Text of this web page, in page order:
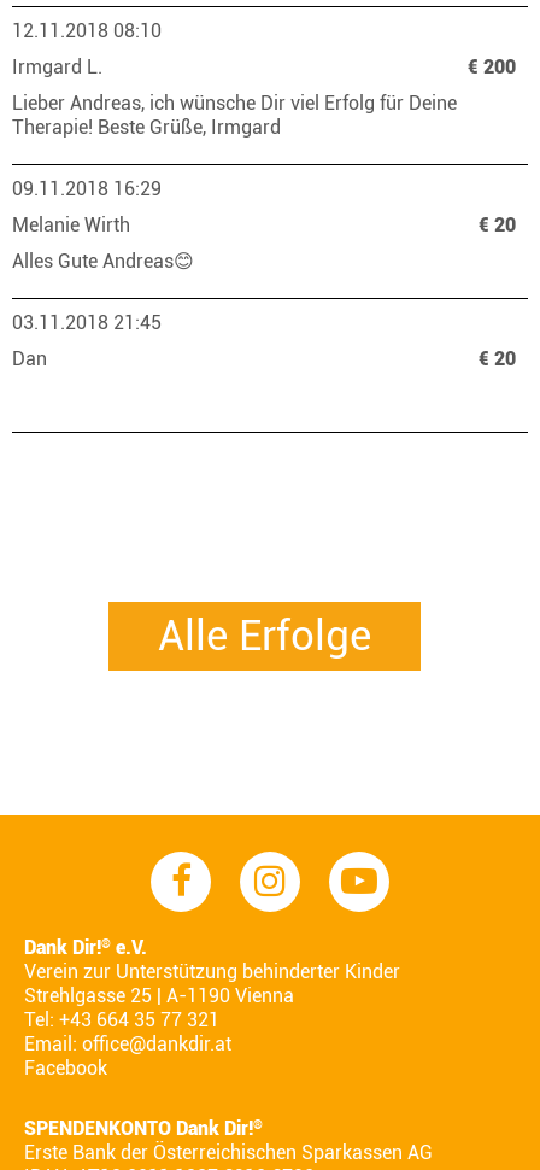
12.11.2018 08:10
Irmgard L.
€ 200
Lieber Andreas, ich wünsche Dir viel Erfolg für Deine
Therapie! Beste Grüße, Irmgard
09.11.2018 16:29
Melanie Wirth
€ 20
Alles Gute Andreas😊
03.11.2018 21:45
Dan
€ 20
Alle Erfolge
Dank Dir!® e.V.
Verein zur Unterstützung behinderter Kinder
Strehlgasse 25 | A-1190 Vienna
Tel: +43 664 35 77 321
Email: office@dankdir.at
Facebook
SPENDENKONTO Dank Dir!®
Erste Bank der Österreichischen Sparkassen AG